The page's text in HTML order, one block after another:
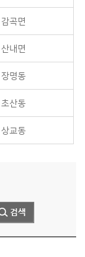
감곡면
산내면
장명동
초산동
상교동